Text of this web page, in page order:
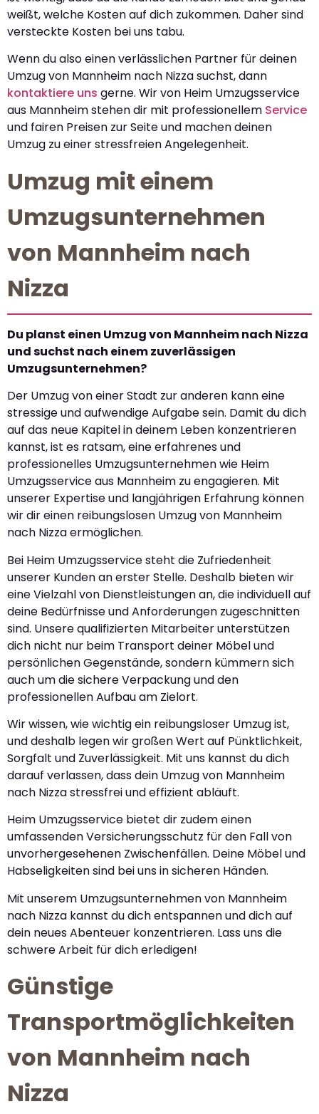
weißt, welche Kosten auf dich zukommen. Daher sind
versteckte Kosten bei uns tabu.
Wenn du also einen verlässlichen Partner für deinen
Umzug von Mannheim nach Nizza suchst, dann
kontaktiere uns gerne. Wir von Heim Umzugsservice
aus Mannheim stehen dir mit professionellem Service
und fairen Preisen zur Seite und machen deinen
Umzug zu einer stressfreien Angelegenheit.
Umzug mit einem
Umzugsunternehmen
von Mannheim nach
Nizza
Du planst einen Umzug von Mannheim nach Nizza
und suchst nach einem zuverlässigen
Umzugsunternehmen?
Der Umzug von einer Stadt zur anderen kann eine
stressige und aufwendige Aufgabe sein. Damit du dich
auf das neue Kapitel in deinem Leben konzentrieren
kannst, ist es ratsam, eine erfahrenes und
professionelles Umzugsunternehmen wie Heim
Umzugsservice aus Mannheim zu engagieren. Mit
unserer Expertise und langjährigen Erfahrung können
wir dir einen reibungslosen Umzug von Mannheim
nach Nizza ermöglichen.
Bei Heim Umzugsservice steht die Zufriedenheit
unserer Kunden an erster Stelle. Deshalb bieten wir
eine Vielzahl von Dienstleistungen an, die individuell auf
deine Bedürfnisse und Anforderungen zugeschnitten
sind. Unsere qualifizierten Mitarbeiter unterstützen
dich nicht nur beim Transport deiner Möbel und
persönlichen Gegenstände, sondern kümmern sich
auch um die sichere Verpackung und den
professionellen Aufbau am Zielort.
Wir wissen, wie wichtig ein reibungsloser Umzug ist,
und deshalb legen wir großen Wert auf Pünktlichkeit,
Sorgfalt und Zuverlässigkeit. Mit uns kannst du dich
darauf verlassen, dass dein Umzug von Mannheim
nach Nizza stressfrei und effizient abläuft.
Heim Umzugsservice bietet dir zudem einen
umfassenden Versicherungsschutz für den Fall von
unvorhergesehenen Zwischenfällen. Deine Möbel und
Habseligkeiten sind bei uns in sicheren Händen.
Mit unserem Umzugsunternehmen von Mannheim
nach Nizza kannst du dich entspannen und dich auf
dein neues Abenteuer konzentrieren. Lass uns die
schwere Arbeit für dich erledigen!
Günstige
Transportmöglichkeiten
von Mannheim nach
Nizza